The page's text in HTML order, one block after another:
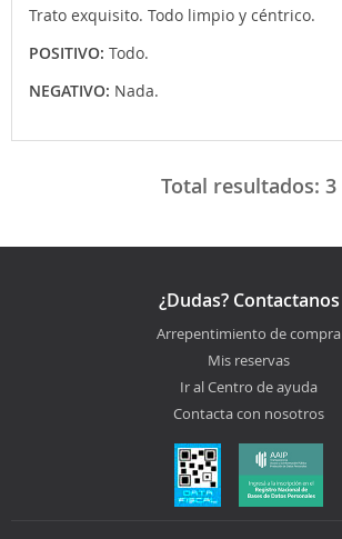
Trato exquisito. Todo limpio y céntrico.
POSITIVO: Todo.
NEGATIVO: Nada.
Total resultados: 3
¿Dudas? Contactanos
Arrepentimiento de compra
Mis reservas
Ir al Centro de ayuda
Contacta con nosotros